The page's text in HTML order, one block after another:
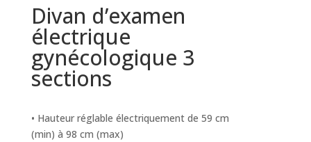
Divan d’examen
électrique
gynécologique 3
sections
• Hauteur réglable électriquement de 59 cm
(min) à 98 cm (max)